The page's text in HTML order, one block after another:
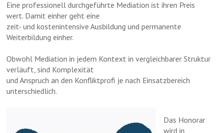
Eine professionell durchgeführte Mediation ist ihren Preis
wert. Damit einher geht eine
zeit- und kostenintensive Ausbildung und permanente
Weiterbildung einher.
Obwohl Mediation in jedem Kontext in vergleichbarer Struktur
verläuft, sind Komplexität
und Anspruch an den Konfliktprofi je nach Einsatzbereich
unterschiedlich.
Das Honorar
wird in